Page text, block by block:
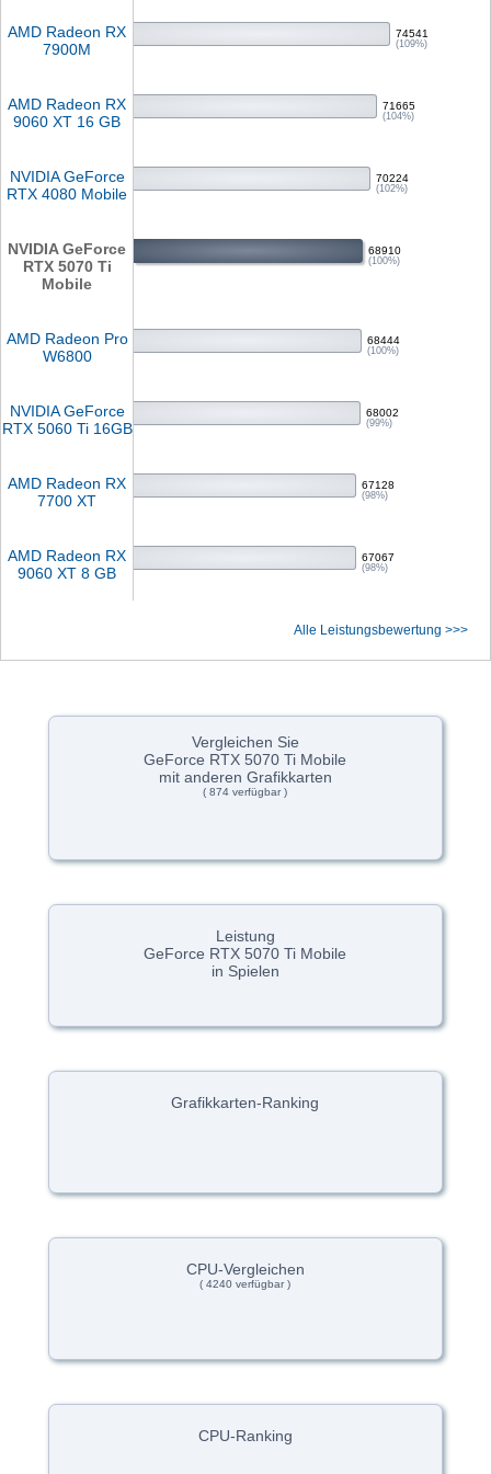
AMD Radeon RX
7900M
74541
(109%)
AMD Radeon RX
9060 XT 16 GB
71665
(104%)
NVIDIA GeForce
RTX 4080 Mobile
70224
(102%)
NVIDIA GeForce
RTX 5070 Ti
Mobile
68910
(100%)
AMD Radeon Pro
W6800
68444
(100%)
NVIDIA GeForce
RTX 5060 Ti 16GB
68002
(99%)
AMD Radeon RX
7700 XT
67128
(98%)
AMD Radeon RX
9060 XT 8 GB
67067
(98%)
Alle Leistungsbewertung >>>
Vergleichen Sie
GeForce RTX 5070 Ti Mobile
mit anderen Grafikkarten
( 874 verfügbar )
Leistung
GeForce RTX 5070 Ti Mobile
in Spielen
Grafikkarten-Ranking
CPU-Vergleichen
( 4240 verfügbar )
CPU-Ranking